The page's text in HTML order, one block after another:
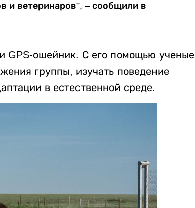
и ветеринаров”, – сообщили в
GPS-ошейник. С его помощью ученые
группы, изучать поведение
в естественной среде.